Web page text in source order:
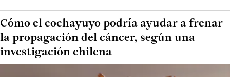
Cómo el cochayuyo podría ayudar a frenar
la propagación del cáncer, según una
investigación chilena